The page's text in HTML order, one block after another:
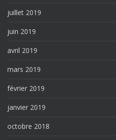
juillet 2019
juin 2019
avril 2019
mars 2019
février 2019
janvier 2019
octobre 2018